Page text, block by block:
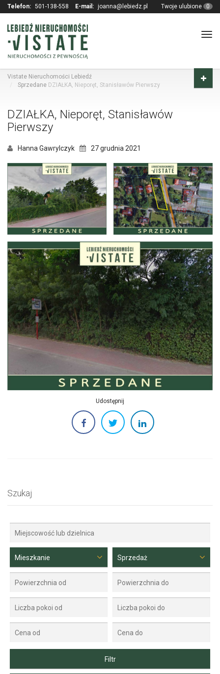
Telefon: 501-138-558 E-mail: joanna@lebiedz.pl Twoje ulubione 0
Vistate Nieruchomości Lebiedź
Sprzedane DZIAŁKA, Nieporęt, Stanisławów Pierwszy
DZIAŁKA, Nieporęt, Stanisławów
Pierwszy
Hanna Gawrylczyk 27 grudnia 2021
Udostępnij
Szukaj
Mieszkanie Sprzedaż